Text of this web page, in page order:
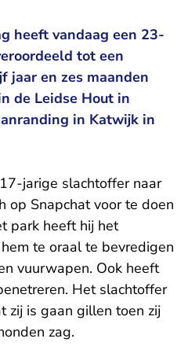
heeft vandaag een 23-
tot een
jaar en zes maanden
de Leidse Hout in
in Katwijk in
jarige slachtoffer naar
op Snapchat voor te doen
park heeft hij het
te oraal te bevredigen
vuurwapen. Ook heeft
Het slachtoffer
zij is gaan gillen toen zij
zag.